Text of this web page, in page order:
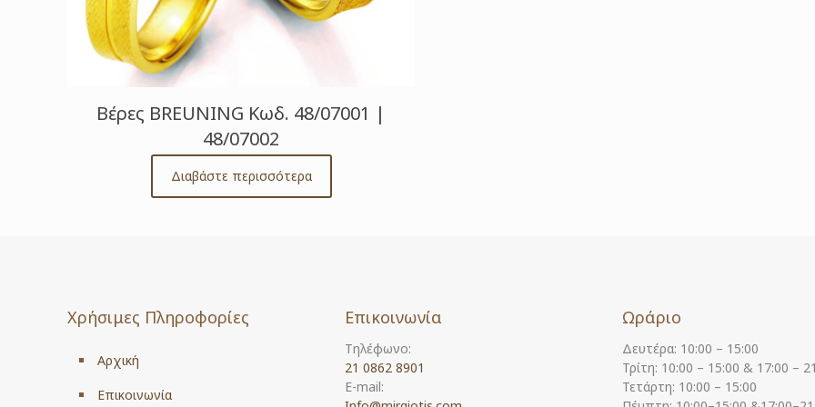
Βέρες BREUNING Κωδ. 48/07001 |
48/07002
Διαβάστε περισσότερα
Χρήσιμες Πληροφορίες
Αρχική
Επικοινωνία
Επικοινωνία
Τηλέφωνο:
21 0862 8901
E-mail:
Ωράριο
Δευτέρα: 10:00 – 15:00
Τρίτη: 10:00 – 15:00 & 17:00 –
Τετάρτη: 10:00 – 15:00